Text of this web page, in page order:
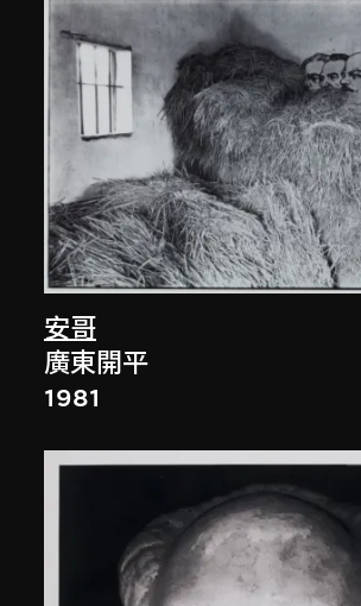
安哥
廣東開平
1981